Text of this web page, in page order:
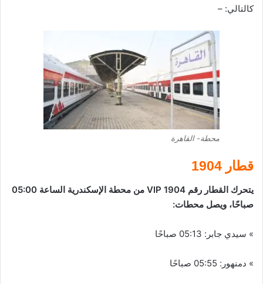
كالتالي: –
محطة- القاهرة
قطار 1904
يتحرك القطار رقم 1904 VIP من محطة الإسكندرية الساعة 05:00
صباحًا، ويصل محطات:
» سيدي جابر: 05:13 صباحًا
» دمنهور: 05:55 صباحًا